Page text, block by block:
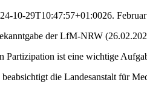
10-29T10:47:57+01:0026.
der LfM-NRW
Partizipation ist eine wichtige
die Landesanstalt für